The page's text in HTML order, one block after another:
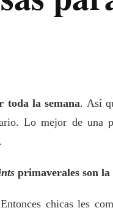
toda la semana. Así
Lo mejor de una
primaverales son
chicas les